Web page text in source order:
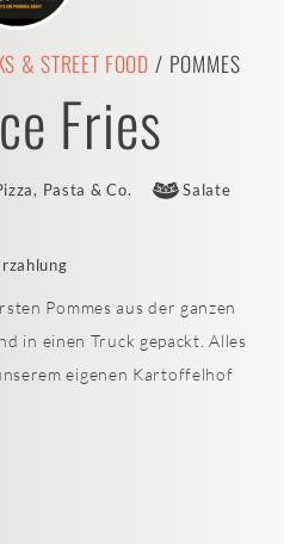
& STREET FOOD / POMMES
Fries
Pasta & Co.
Salate
Pommes aus der ganzen
in einen Truck gepackt. Alles
eigenen Kartoffelhof